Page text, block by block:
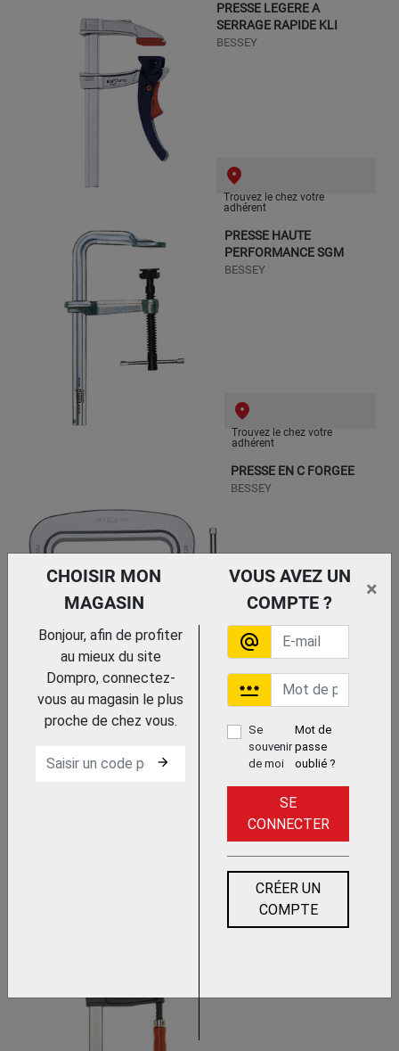
PRESSE LEGERE A
SERRAGE RAPIDE KLI
BESSEY
Trouvez le chez votre
adhérent
PRESSE HAUTE
PERFORMANCE SGM
BESSEY
Trouvez le chez votre
adhérent
PRESSE EN C FORGEE
BESSEY
Trouvez le chez votre
adhérent
MAIN EZS
BESSEY
Trouvez le chez votre
adhérent
CHOISIR MON
MAGASIN
VOUS AVEZ UN
COMPTE ?
×
Bonjour, afin de profiter
au mieux du site
Dompro, connectez-
vous au magasin le plus
proche de chez vous.
arrow_forward
alternate_email
password
Se
souvenir
de moi
Mot de
passe
oublié ?
SE
CONNECTER
CRÉER UN
COMPTE